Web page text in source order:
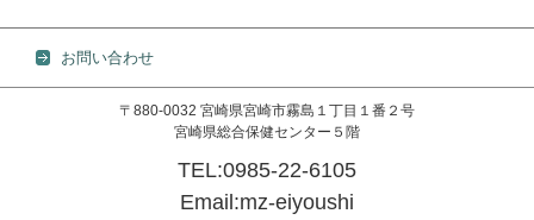
お問い合わせ
〒880-0032 宮崎県宮崎市霧島１丁目１番２号
宮崎県総合保健センター５階
TEL:0985-22-6105
Email:mz-eiyoushi